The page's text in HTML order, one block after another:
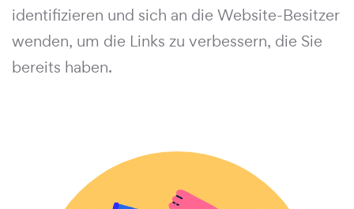
identifizieren und sich an die Website-Besitzer
wenden, um die Links zu verbessern, die Sie
bereits haben.